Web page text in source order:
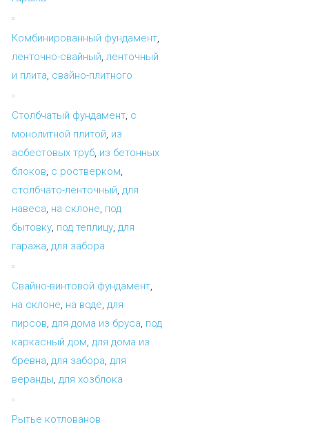
Комбинированный фундамент,
ленточно-свайный, ленточный
и плита, свайно-плитного
Столбчатый фундамент, с
монолитной плитой, из
асбестовых труб, из бетонных
блоков, с ростверком,
столбчато-ленточный, для
навеса, на склоне, под
бытовку, под теплицу, для
гаража, для забора
Свайно-винтовой фундамент,
на склоне, на воде, для
пирсов, для дома из бруса, под
каркасный дом, для дома из
бревна, для забора, для
веранды, для хозблока
Рытье котлованов